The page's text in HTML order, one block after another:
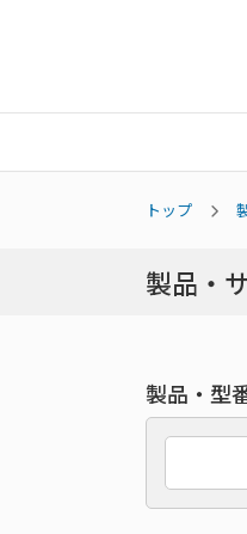
トップ
製品・
製品・型